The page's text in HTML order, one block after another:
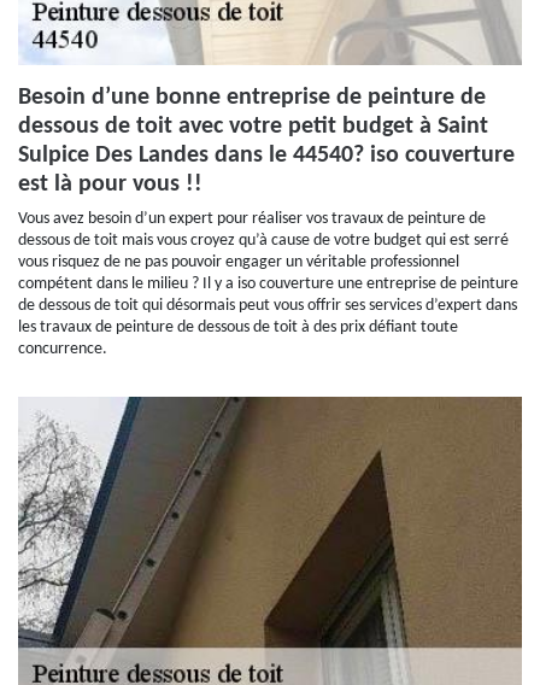
Besoin d’une bonne entreprise de peinture de
dessous de toit avec votre petit budget à Saint
Sulpice Des Landes dans le 44540? iso couverture
est là pour vous !!
Vous avez besoin d’un expert pour réaliser vos travaux de peinture de
dessous de toit mais vous croyez qu’à cause de votre budget qui est serré
vous risquez de ne pas pouvoir engager un véritable professionnel
compétent dans le milieu ? Il y a iso couverture une entreprise de peinture
de dessous de toit qui désormais peut vous offrir ses services d’expert dans
les travaux de peinture de dessous de toit à des prix défiant toute
concurrence.